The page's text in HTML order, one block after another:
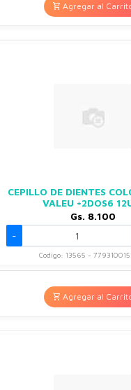
Agregar al
CEPILLO DE DIENTES
VALEU +2DOS6
Gs. 8.100
-
Codigo: 13565 -
Agregar al